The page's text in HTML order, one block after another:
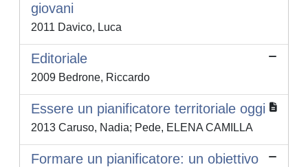
giovani
2011 Davico, Luca
Editoriale
2009 Bedrone, Riccardo
Essere un pianificatore territoriale oggi
2013 Caruso, Nadia; Pede, ELENA CAMILLA
Formare un pianificatore: un obiettivo